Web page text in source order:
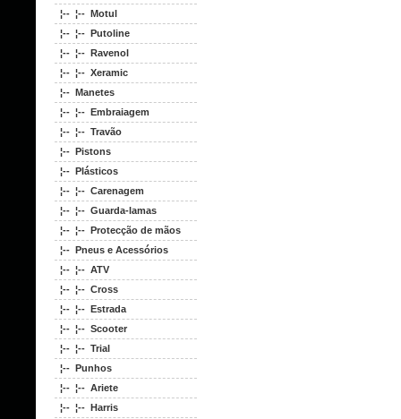
¦-- ¦-- Motul
¦-- ¦-- Putoline
¦-- ¦-- Ravenol
¦-- ¦-- Xeramic
¦-- Manetes
¦-- ¦-- Embraiagem
¦-- ¦-- Travão
¦-- Pistons
¦-- Plásticos
¦-- ¦-- Carenagem
¦-- ¦-- Guarda-lamas
¦-- ¦-- Protecção de mãos
¦-- Pneus e Acessórios
¦-- ¦-- ATV
¦-- ¦-- Cross
¦-- ¦-- Estrada
¦-- ¦-- Scooter
¦-- ¦-- Trial
¦-- Punhos
¦-- ¦-- Ariete
¦-- ¦-- Harris